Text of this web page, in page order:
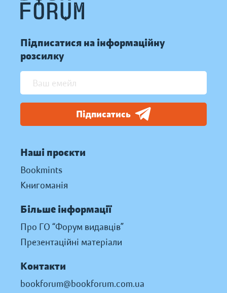
Підписатися на інформаційну
розсилку
Підписатись
Наші проєкти
Bookmints
Книгоманія
Більше інформації
Про ГО “Форум видавців”
Презентаційні матеріали
Контакти
bookforum@bookforum.com.ua